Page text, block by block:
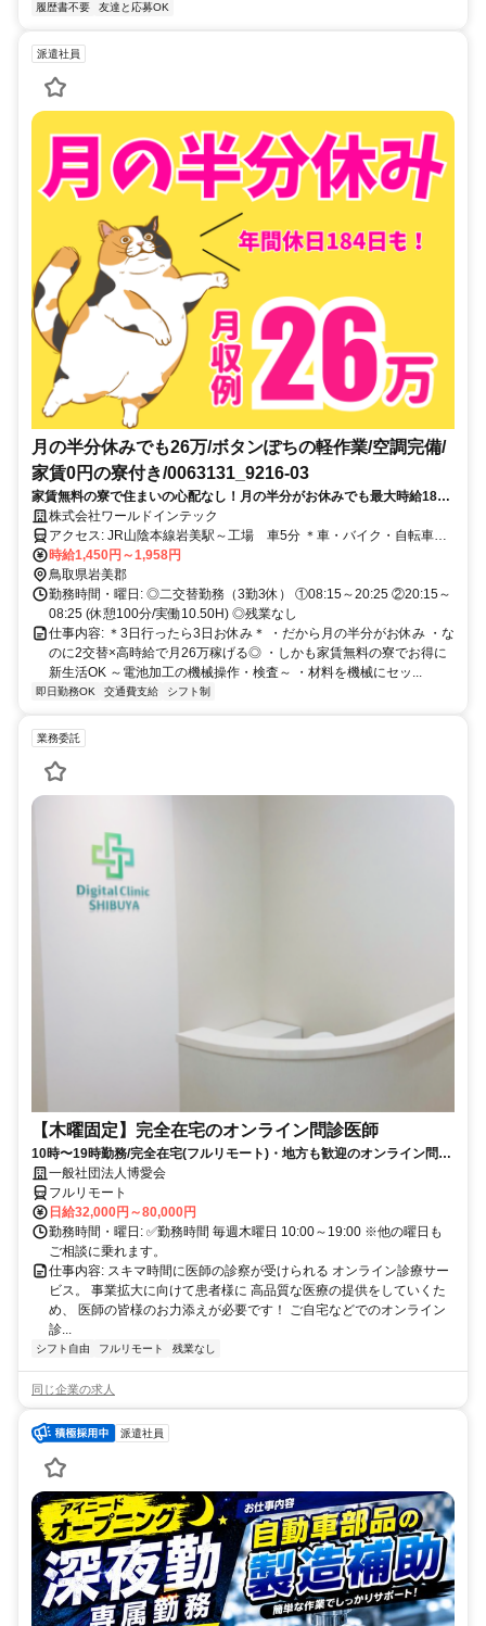
履歴書不要
友達と応募OK
派遣社員
月の半分休みでも26万/ボタンぽちの軽作業/空調完備/
家賃0円の寮付き/0063131_9216-03
家賃無料の寮で住まいの心配なし！月の半分がお休みでも最大時給1813
円でしっかり稼げる！履歴書なしで応募OK◎
株式会社ワールドインテック
アクセス: JR山陰本線岩美駅～工場 車5分 ＊車・バイク・自転車通
勤OK ＊交通費規定支給 【寮～工場】 ＊車で20分～30分 ＊寮の家賃
は無料！
時給1,450円～1,958円
鳥取県岩美郡
勤務時間・曜日: ◎二交替勤務（3勤3休） ①08:15～20:25 ②20:15～
08:25 (休憩100分/実働10.50H) ◎残業なし
仕事内容: ＊3日行ったら3日お休み＊ ・だから月の半分がお休み ・な
のに2交替×高時給で月26万稼げる◎ ・しかも家賃無料の寮でお得に
新生活OK ～電池加工の機械操作・検査～ ・材料を機械にセッ...
即日勤務OK 交通費支給 シフト制
業務委託
【木曜固定】完全在宅のオンライン問診医師
10時〜19時勤務/完全在宅(フルリモート)・地方も歓迎のオンライン問診
業務一般社団法人博愛会
フルリモート
日給32,000円～80,000円
勤務時間・曜日: ✅勤務時間 毎週木曜日 10:00～19:00 ※他の曜日も
ご相談に乗れます。
仕事内容: スキマ時間に医師の診察が受けられる オンライン診療サー
ビス。 事業拡大に向けて患者様に 高品質な医療の提供をしていくた
め、 医師の皆様のお力添えが必要です！ ご自宅などでのオンライン
診...
シフト自由 フルリモート 残業なし
同じ企業の求人
派遣社員